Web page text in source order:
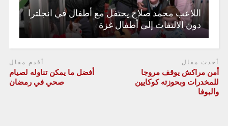
اللاعب محمد صلاح يحتفل مع أطفال في انجلترا
دون الالتفات إلى أطفال غزة
أحدث مقال
أمن مراكش يوقف مروجا
للمخدرات وبحوزته كوكايين
والبوفا
أقدم مقال
أفضل ما يمكن تناوله لصيام
صحي في رمضان